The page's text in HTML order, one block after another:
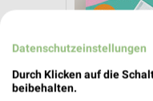
Datenschutzeinstellungen
Durch Klicken auf die
beibehalten.